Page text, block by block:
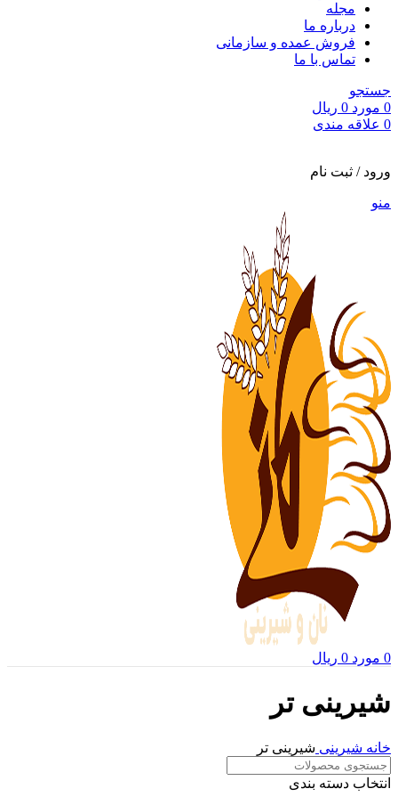
مجله
درباره ما
فروش عمده و سازمانی
تماس با ما
جستجو
0 مورد 0 ریال
0 علاقه مندی
ورود / ثبت نام
منو
0 مورد 0 ریال
شیرینی تر
خانه شیرینی شیرینی تر
انتخاب دسته بندی